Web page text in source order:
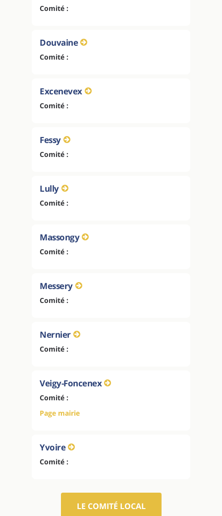
Comité :
Douvaine
Comité :
Excenevex
Comité :
Fessy
Comité :
Lully
Comité :
Massongy
Comité :
Messery
Comité :
Nernier
Comité :
Veigy-Foncenex
Comité :
Page mairie
Yvoire
Comité :
LE COMITÉ LOCAL